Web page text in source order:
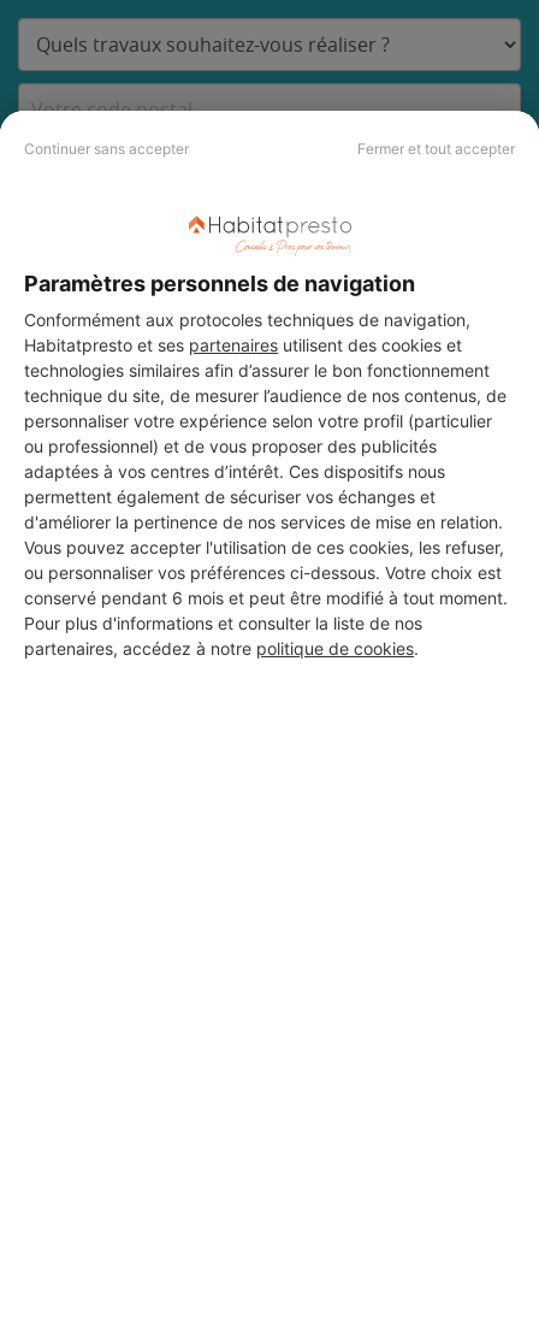
Continuer sans accepter Fermer et tout accepter
Paramètres personnels de navigation
Conformément aux protocoles techniques de navigation,
Habitatpresto et ses partenaires utilisent des cookies et
technologies similaires afin d’assurer le bon fonctionnement
technique du site, de mesurer l’audience de nos contenus, de
personnaliser votre expérience selon votre profil (particulier
ou professionnel) et de vous proposer des publicités
adaptées à vos centres d’intérêt. Ces dispositifs nous
permettent également de sécuriser vos échanges et
d'améliorer la pertinence de nos services de mise en relation.
Vous pouvez accepter l'utilisation de ces cookies, les refuser,
ou personnaliser vos préférences ci-dessous. Votre choix est
conservé pendant 6 mois et peut être modifié à tout moment.
Pour plus d'informations et consulter la liste de nos
partenaires, accédez à notre politique de cookies.
DEMANDER UN DEVIS
Les 1 autres Carreleurs pour
vos travaux à Septfonds
Gcm Construction
Septfonds
11 ans d'expérience
Voir sa fiche